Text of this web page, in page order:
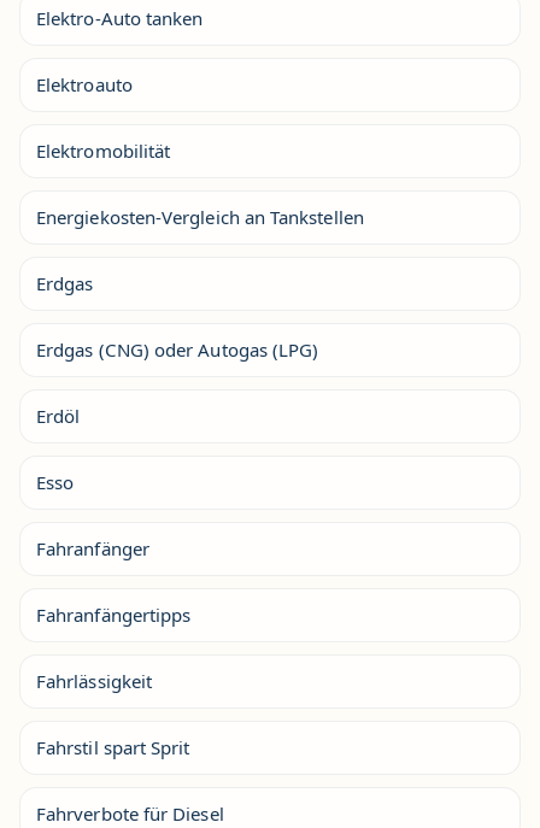
Elektro-Auto tanken
Elektroauto
Elektromobilität
Energiekosten-Vergleich an Tankstellen
Erdgas
Erdgas (CNG) oder Autogas (LPG)
Erdöl
Esso
Fahranfänger
Fahranfängertipps
Fahrlässigkeit
Fahrstil spart Sprit
Fahrverbote für Diesel